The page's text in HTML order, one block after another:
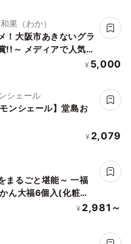
果（わか）
！大阪市あきないグラ
!!～ メディアで人気の
イーツ～「和かろ
¥ 5,000
シェール
ンシェール】堂島お
¥ 2,079
まるごと堪能～ 一福
ん大福6個入(化粧箱
¥ 2,981～